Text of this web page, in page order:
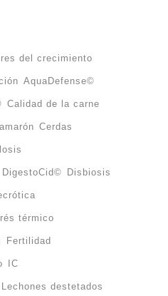
del crecimiento
AquaDefense©
Calidad de la carne
Cerdas
DigestoCid© Disbiosis
térmico
Fertilidad
IC
Lechones destetados